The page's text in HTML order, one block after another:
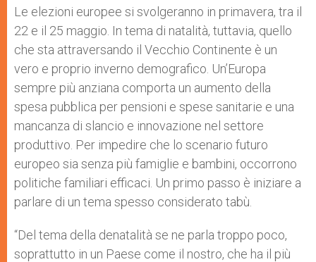
p
p
g
e
r
o
k
r
Le elezioni europee si svolgeranno in primavera, tra il
22 e il 25 maggio. In tema di natalità, tuttavia, quello
che sta attraversando il Vecchio Continente è un
vero e proprio inverno demografico. Un’Europa
sempre più anziana comporta un aumento della
spesa pubblica per pensioni e spese sanitarie e una
mancanza di slancio e innovazione nel settore
produttivo. Per impedire che lo scenario futuro
europeo sia senza più famiglie e bambini, occorrono
politiche familiari efficaci. Un primo passo è iniziare a
parlare di un tema spesso considerato tabù.
“Del tema della denatalità se ne parla troppo poco,
soprattutto in un Paese come il nostro, che ha il più